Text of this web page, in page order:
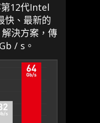
12代Intel
快、最新的
決方案，傳
/ s。